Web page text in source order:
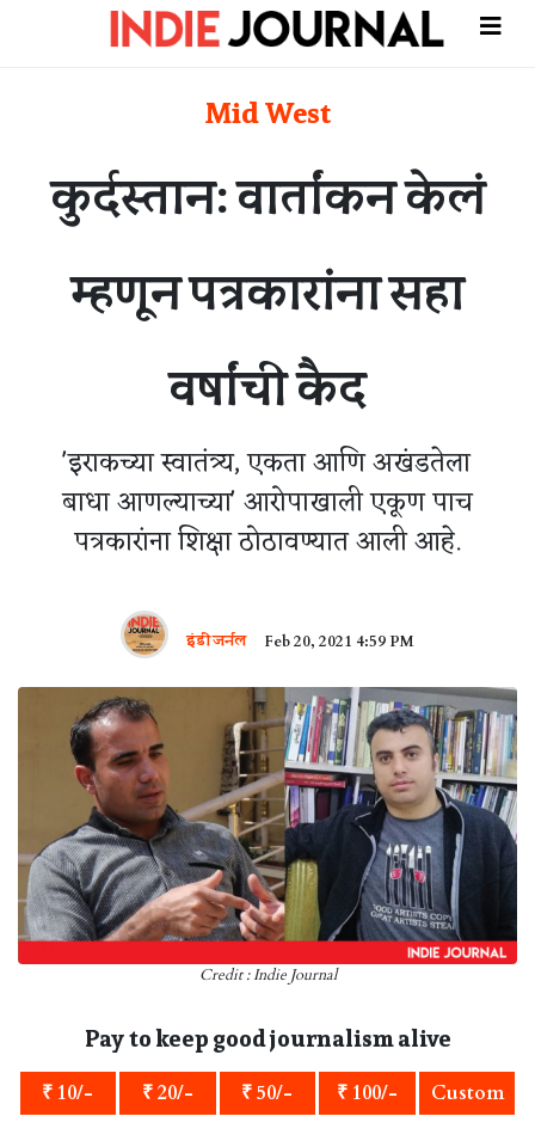
Mid West
कुर्दस्तान: वार्तांकन केलं
म्हणून पत्रकारांना सहा
वर्षांची कैद
'इराकच्या स्वातंत्र्य, एकता आणि अखंडतेला
बाधा आणल्याच्या' आरोपाखाली एकूण पाच
पत्रकारांना शिक्षा ठोठावण्यात आली आहे.
इंडी जर्नल Feb 20, 2021 4:59 PM
Credit : Indie Journal
Pay to keep good journalism alive
₹ 10/- ₹ 20/- ₹ 50/- ₹ 100/- Custom